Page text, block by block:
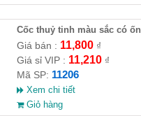
Cốc thuỷ tinh màu sắc có
đậy
Giá bán : 11,800₫
Giá sỉ VIP : 11,210₫
Mã SP: 11206
Xem chi tiết
Giỏ hàng